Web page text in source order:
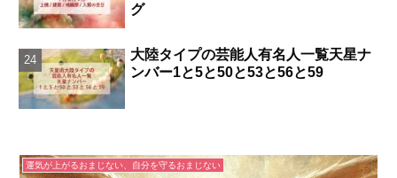
グ
大陸タイプの芸能人有名人一覧天星ナ
ンバー1と5と50と53と56と59
運気が上がるおまじない、自分を守るおまじない